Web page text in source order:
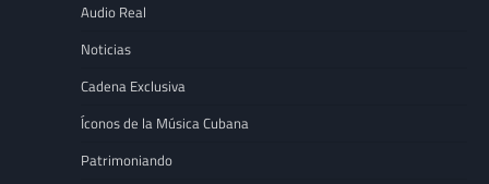
Audio Real
Noticias
Cadena Exclusiva
Íconos de la Música Cubana
Patrimoniando